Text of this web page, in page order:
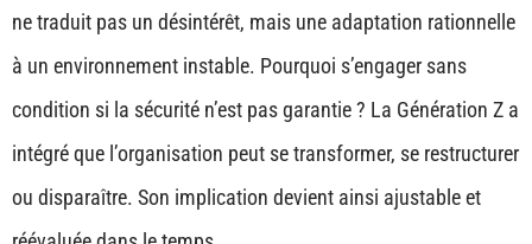
ne traduit pas un désintérêt, mais une adaptation rationnelle
à un environnement instable. Pourquoi s’engager sans
condition si la sécurité n’est pas garantie ? La Génération Z a
intégré que l’organisation peut se transformer, se restructurer
ou disparaître. Son implication devient ainsi ajustable et